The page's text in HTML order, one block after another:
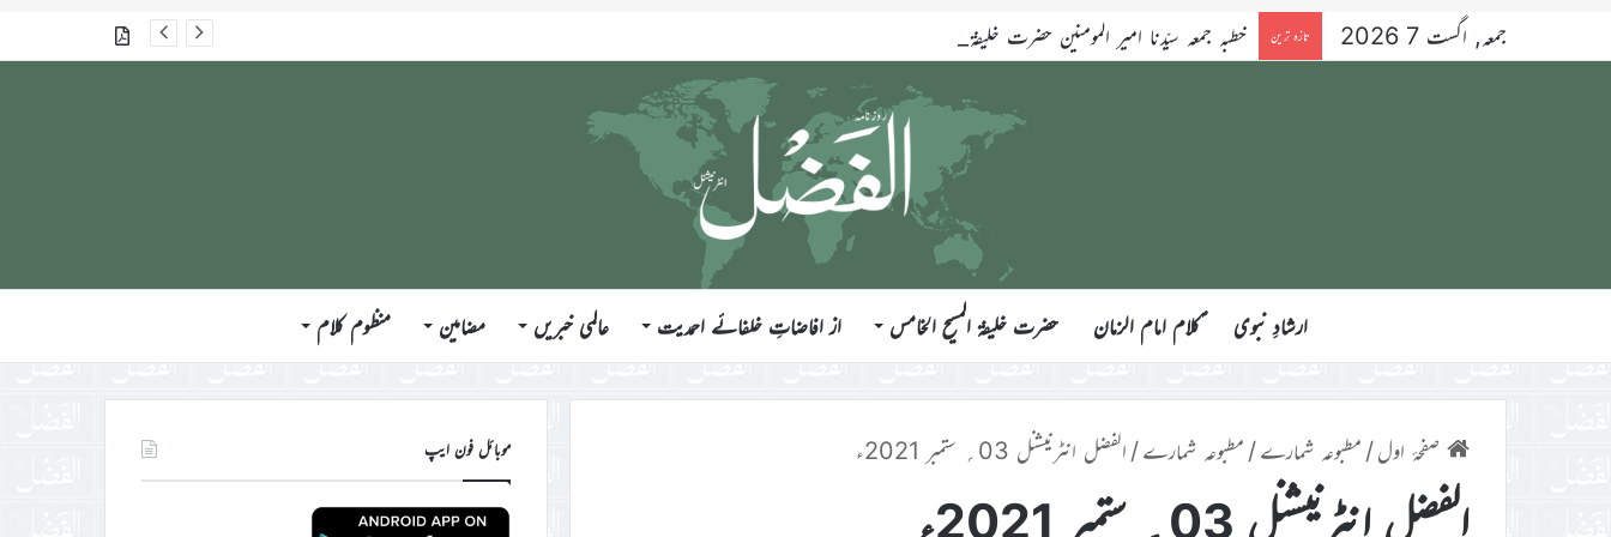
جمعہ, اگست 7 2026 تازہ ترین خطبہ جمعہ سیّدنا امیر المومنین حضرت خلیفۃ المسیح الخامس ایّدہ اللہ تعالیٰ بنصرہ العزیز فرمودہ 17؍جولائی 2026ء گذشتہ شمارے
ارشادِ نبوی ؑکلام امام الزمان حضرت خلیفۃ المسیح الخامس از افاضاتِ خلفائے احمدیت عالمی خبریں مضامین منظوم کلام
صفحۂ اول/ مطبوعہ شمارے/ مطبوعہ شمارے/ الفضل انٹرنيشنل 03؍ ستمبر 2021ء
الفضل انٹرنيشنل 03؍ ستمبر 2021ء
موبائل فون ایپ